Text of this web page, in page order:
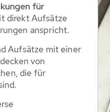
für
direkt Aufsätze
anspricht.
Aufsätze mit einer
von
die für